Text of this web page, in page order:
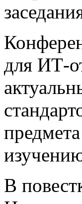
для ИТ-
В